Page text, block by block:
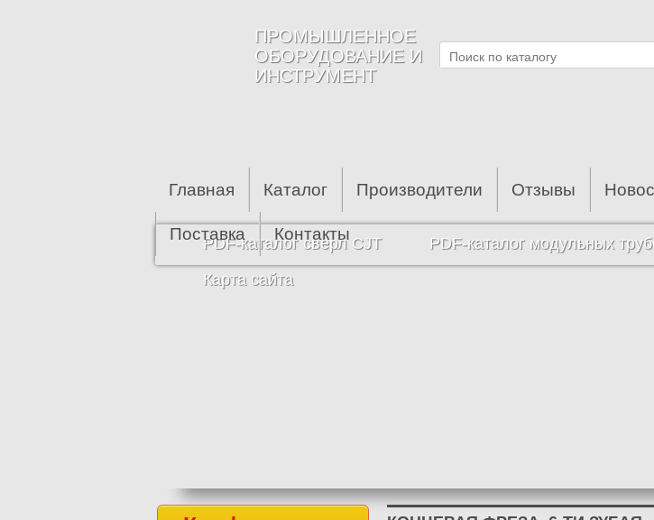
ПРОМЫШЛЕННОЕ
ОБОРУДОВАНИЕ И
ИНСТРУМЕНТ
Главная Каталог Производители Отзывы
Поставка Контакты
PDF-каталог сверл CJT PDF-каталог модульных
Карта сайта